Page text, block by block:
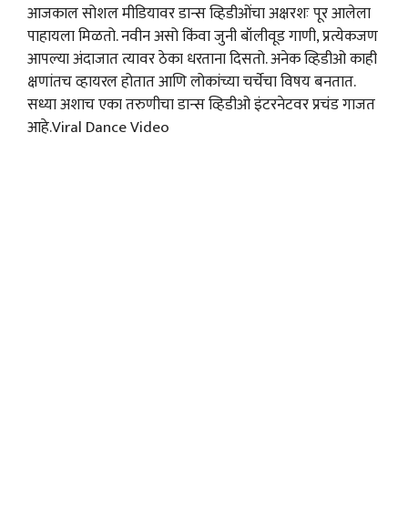
आजकाल सोशल मीडियावर डान्स व्हिडीओंचा अक्षरशः पूर आलेला
पाहायला मिळतो. नवीन असो किंवा जुनी बॉलीवूड गाणी, प्रत्येकजण
आपल्या अंदाजात त्यावर ठेका धरताना दिसतो. अनेक व्हिडीओ काही
क्षणांतच व्हायरल होतात आणि लोकांच्या चर्चेचा विषय बनतात.
सध्या अशाच एका तरुणीचा डान्स व्हिडीओ इंटरनेटवर प्रचंड गाजत
आहे.Viral Dance Video